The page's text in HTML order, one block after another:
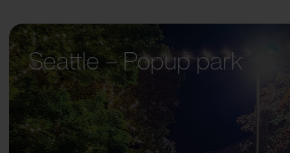
Seattle – Popup park